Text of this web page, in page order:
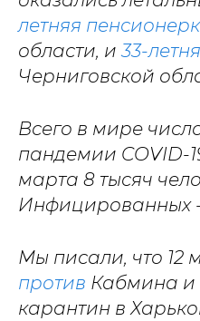
летняя
области, и33-
Черниговской
Всего в мире
пандемии COVID-
марта 8 тысяч
Инфицированных -
Мы писали, что 12
против Кабмина и
карантин в